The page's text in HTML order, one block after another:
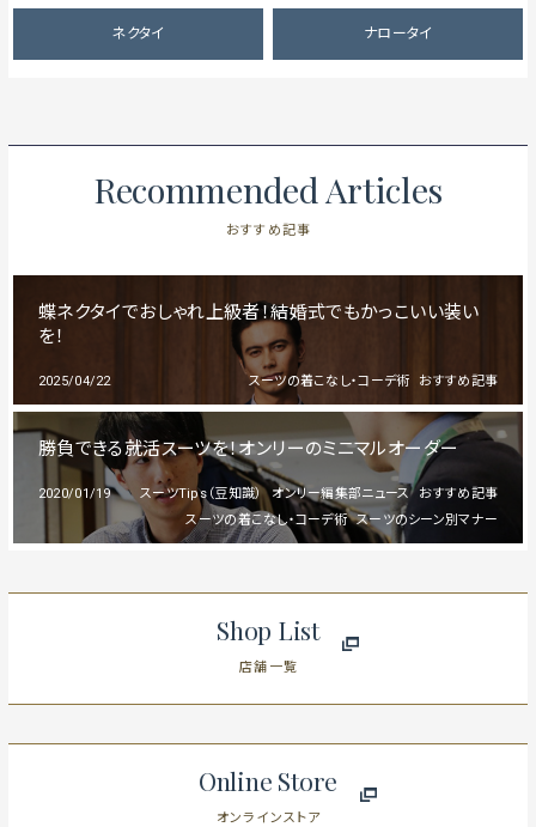
ネクタイ ナロータイ
Recommended Articles
おすすめ記事
蝶ネクタイでおしゃれ上級者！結婚式でもかっこいい装い
を！
2025/04/22 おすすめ記事
スーツの着こなし・コーデ術
勝負できる就活スーツを！オンリーのミニマルオーダー
2020/01/19 おすすめ記事
オンリー編集部ニュース
スーツTips（豆知識）
スーツのシーン別マナー
スーツの着こなし・コーデ術
Shop List
店舗一覧
Online Store
オンラインストア